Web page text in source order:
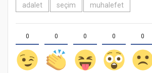
adalet seçim muhalefet
0 0 0 0 0